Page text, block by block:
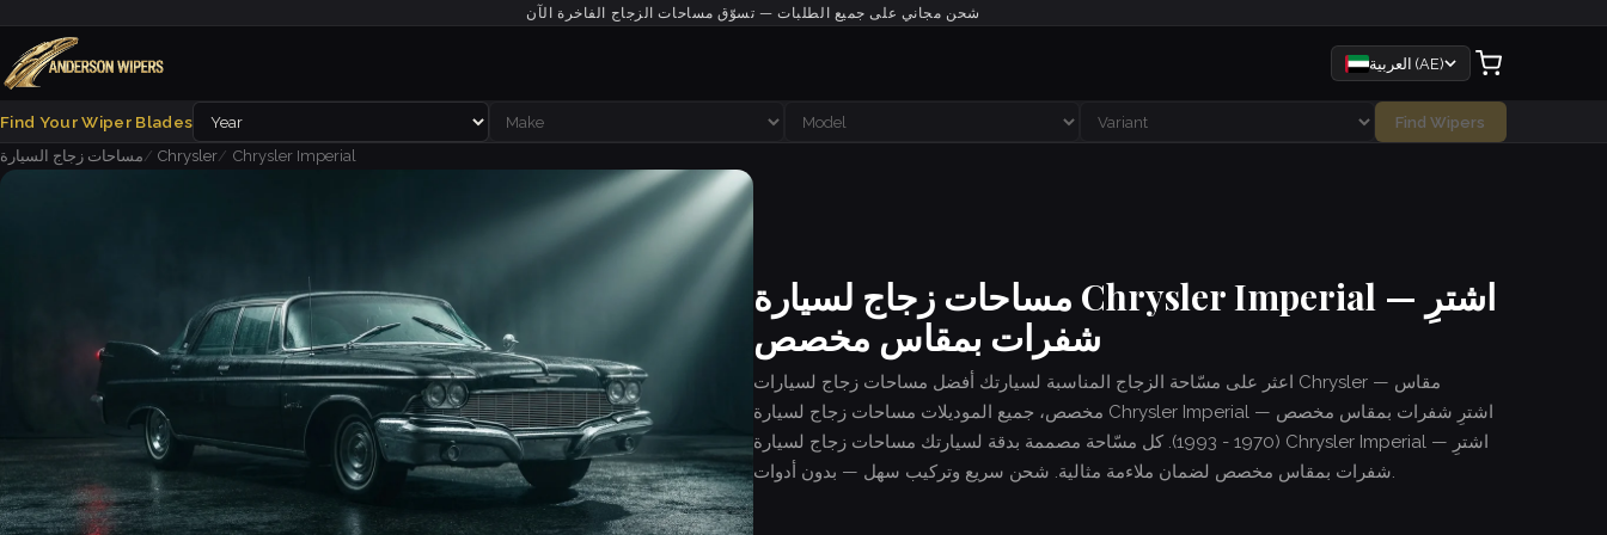
شحن مجاني على جميع الطلبات — تسوّق مساحات الزجاج الفاخرة الآن
العربية (AE)
Find Your Wiper Blades
Find Wipers
مساحات زجاج السيارة
Chrysler Chrysler Imperial
مساحات زجاج لسيارة Chrysler Imperial — اشترِ
شفرات بمقاس مخصص
اعثر على مسّاحة الزجاج المناسبة لسيارتك أفضل مساحات زجاج لسيارات Chrysler — مقاس
مخصص، جميع الموديلات مساحات زجاج لسيارة Chrysler Imperial — اشترِ شفرات بمقاس مخصص
(1970 - 1993). كل مسّاحة مصممة بدقة لسيارتك مساحات زجاج لسيارة Chrysler Imperial — اشترِ
شفرات بمقاس مخصص لضمان ملاءمة مثالية. شحن سريع وتركيب سهل — بدون أدوات.